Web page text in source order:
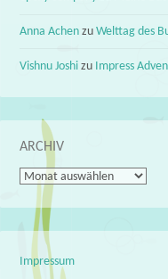
Anna Achen zuWelttag des
Vishnu Joshi zu Impress
ARCHIV
Archiv
Impressum